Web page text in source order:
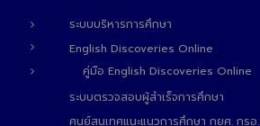
ระบบบริหารการศึกษา
English Discoveries Online
คู่มือ English Discoveries Online
ระบบตรวจสอบผู้สำเร็จการศึกษา
ศูนย์สนเทศแนะแนวการศึกษา กยศ. กรอ.